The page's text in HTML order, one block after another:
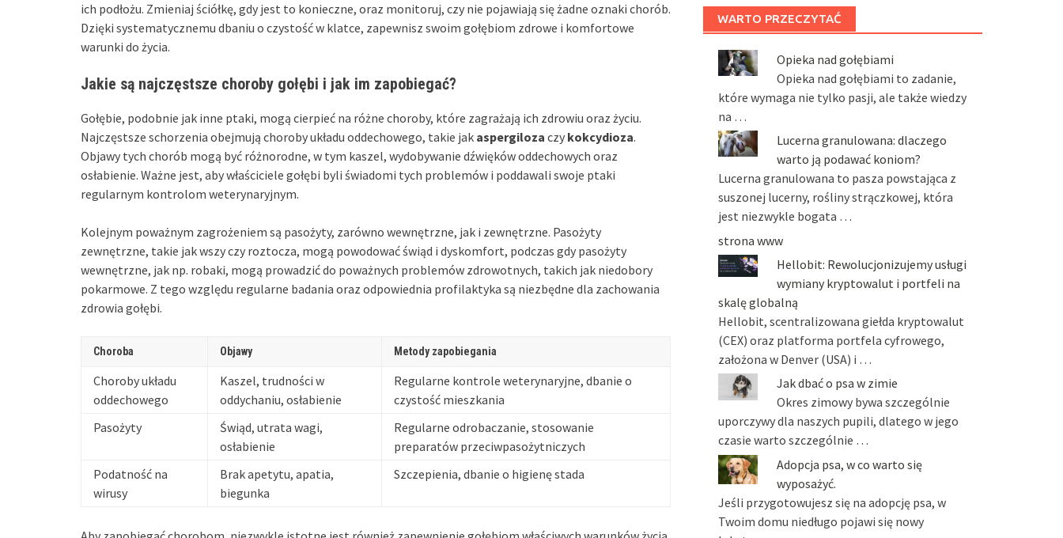
ich podłożu. Zmieniaj ściółkę, gdy jest to konieczne, oraz monitoruj, czy nie pojawiają się żadne oznaki chorób.
Dzięki systematycznemu dbaniu o czystość w klatce, zapewnisz swoim gołębiom zdrowe i komfortowe
warunki do życia.
Jakie są najczęstsze choroby gołębi i jak im zapobiegać?
Gołębie, podobnie jak inne ptaki, mogą cierpieć na różne choroby, które zagrażają ich zdrowiu oraz życiu.
Najczęstsze schorzenia obejmują choroby układu oddechowego, takie jak aspergiloza czy kokcydioza.
Objawy tych chorób mogą być różnorodne, w tym kaszel, wydobywanie dźwięków oddechowych oraz
osłabienie. Ważne jest, aby właściciele gołębi byli świadomi tych problemów i poddawali swoje ptaki
regularnym kontrolom weterynaryjnym.
Kolejnym poważnym zagrożeniem są pasożyty, zarówno wewnętrzne, jak i zewnętrzne. Pasożyty
zewnętrzne, takie jak wszy czy roztocza, mogą powodować świąd i dyskomfort, podczas gdy pasożyty
wewnętrzne, jak np. robaki, mogą prowadzić do poważnych problemów zdrowotnych, takich jak niedobory
pokarmowe. Z tego względu regularne badania oraz odpowiednia profilaktyka są niezbędne dla zachowania
zdrowia gołębi.
Choroba Objawy Metody zapobiegania
Choroby układu
oddechowego
Kaszel, trudności w
oddychaniu, osłabienie
Regularne kontrole weterynaryjne, dbanie o
czystość mieszkania
Pasożyty
Świąd, utrata wagi,
osłabienie
Regularne odrobaczanie, stosowanie
preparatów przeciwpasożytniczych
Podatność na
wirusy
Brak apetytu, apatia,
biegunka
Szczepienia, dbanie o higienę stada
WARTO PRZECZYTAĆ
Opieka nad gołębiami
Opieka nad gołębiami to zadanie,
które wymaga nie tylko pasji, ale także wiedzy
na …
Lucerna granulowana: dlaczego
warto ją podawać koniom?
Lucerna granulowana to pasza powstająca z
suszonej lucerny, rośliny strączkowej, która
jest niezwykle bogata …
strona www
Hellobit: Rewolucjonizujemy usługi
wymiany kryptowalut i portfeli na
skalę globalną
Hellobit, scentralizowana giełda kryptowalut
(CEX) oraz platforma portfela cyfrowego,
założona w Denver (USA) i …
Jak dbać o psa w zimie
Okres zimowy bywa szczególnie
uporczywy dla naszych pupili, dlatego w jego
czasie warto szczególnie …
Adopcja psa, w co warto się
wyposażyć.
Jeśli przygotowujesz się na adopcję psa, w
Twoim domu niedługo pojawi się nowy